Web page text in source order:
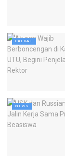
DAERAH
NEWS